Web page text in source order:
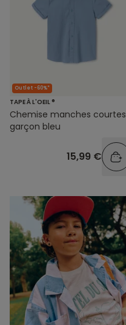
Outlet -60%*
TAPE À L'OEIL ®
Chemise manches courtes
garçon bleu
15,99 €